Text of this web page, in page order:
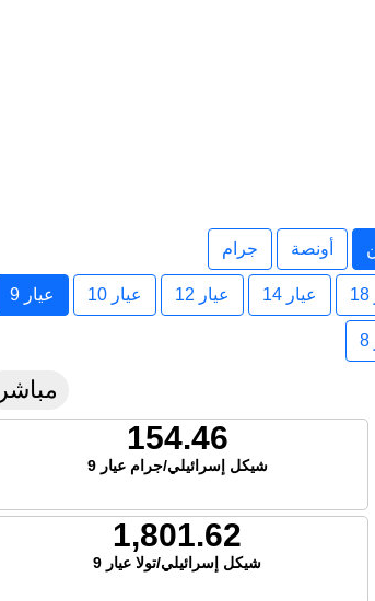
أونصة جرام
عيار 14 عيار 12 عيار 10 عيار 9
مباشر
154.46
شيكل إسرائيلي/جرام عيار 9
1,801.62
شيكل إسرائيلي/تولا عيار 9